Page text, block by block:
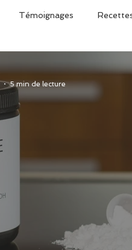
Témoignages
5 min de lecture